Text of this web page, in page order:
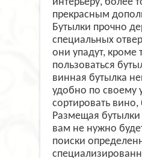
прекрасным
Бутылки прочно
специальных
они упадут, кроме
пользоваться
винная бутылка
удобно по своему
сортировать
Размещая бутылки
вам не нужно
поиски